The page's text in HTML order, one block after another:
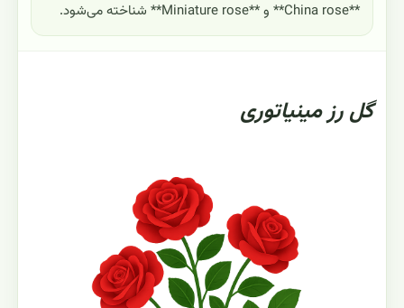
**China rose** و **Miniature rose** شناخته می‌شود.
گل رز مینیاتوری